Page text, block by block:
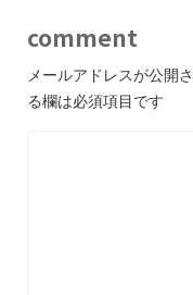
comment
メールアドレスが公開
る欄は必須項目です